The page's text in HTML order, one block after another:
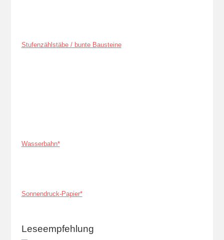
Stufenzählstäbe / bunte Bausteine
Wasserbahn*
Sonnendruck-Papier*
Leseempfehlung